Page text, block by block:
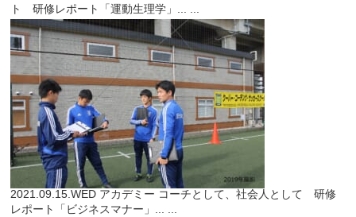
ト 研修レポート「運動生理学」... ...
2021.09.15.WED アカデミー コーチとして、社会人として 研修
レポート「ビジネスマナー」... ...